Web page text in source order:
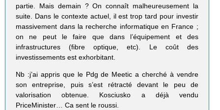
partie. Mais demain ? On connaît malheureusement la
suite. Dans le contexte actuel, il est trop tard pour investir
massivement dans la recherche informatique en France ;
on ne peut le faire que dans l’équipement et des
infrastructures (fibre optique, etc). Le coût des
investissements est exhorbitant.
Nb :j’ai appris que le Pdg de Meetic a cherché à vendre
son entreprise, puis s’est rétracté devant le peu de
valorisation obtenue. Kosciusko a déjà vendu
PriceMinister… Ca sent le roussi.